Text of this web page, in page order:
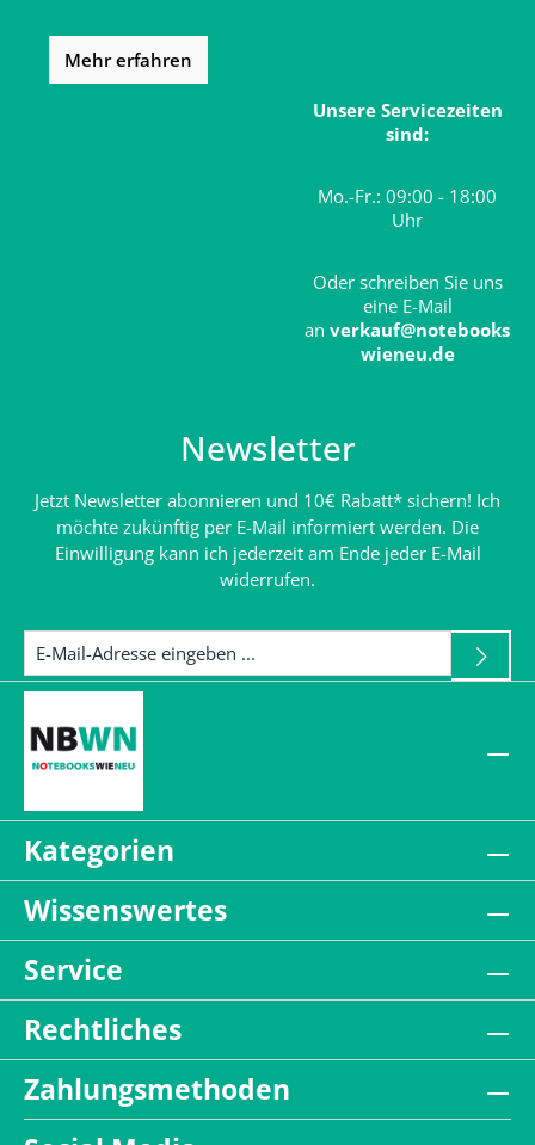
Mehr erfahren
Unsere Servicezeiten
sind:
Mo.-Fr.: 09:00 - 18:00
Uhr
Oder schreiben Sie uns
eine E-Mail
an verkauf@notebooks
wieneu.de
Newsletter
Jetzt Newsletter abonnieren und 10€ Rabatt* sichern! Ich
möchte zukünftig per E-Mail informiert werden. Die
Einwilligung kann ich jederzeit am Ende jeder E-Mail
widerrufen.
Kategorien
Wissenswertes
Service
Rechtliches
Zahlungsmethoden